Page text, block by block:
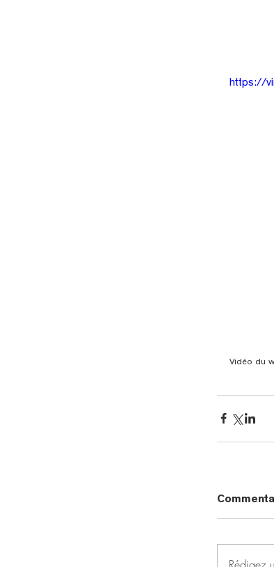
https://
Vidéo du